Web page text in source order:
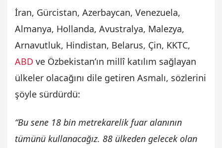
İran, Gürcistan, Azerbaycan, Venezuela,
Almanya, Hollanda, Avustralya, Malezya,
Arnavutluk, Hindistan, Belarus, Çin, KKTC,
ABD ve Özbekistan’ın millî katılım sağlayan
ülkeler olacağını dile getiren Asmalı, sözlerini
şöyle sürdürdü:
“Bu sene 18 bin metrekarelik fuar alanının
tümünü kullanacağız. 88 ülkeden gelecek olan